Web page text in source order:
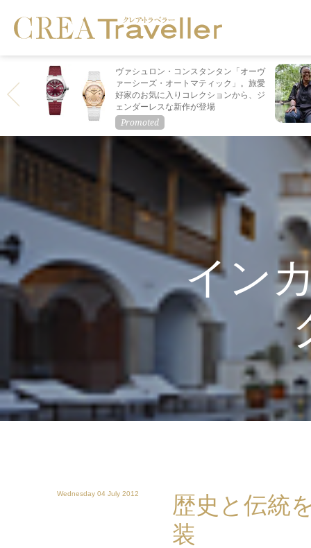
ヴァシュロン・コンスタンタン「オーヴ
ァーシーズ・オートマティック」。旅愛
好家のお気に入りコレクションから、ジ
ェンダーレスな新作が登場
イン
Wednesday 04 July 2012
歴史と伝統
装